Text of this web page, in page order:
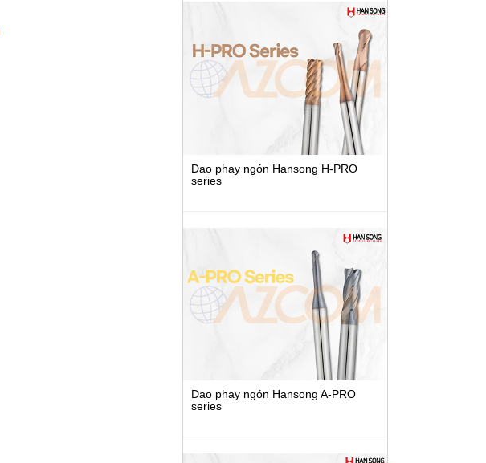
Dao phay ngón Hansong H-PRO
series
Dao phay ngón Hansong A-PRO
series